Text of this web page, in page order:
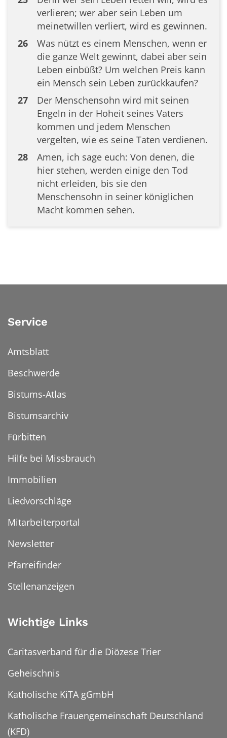
verlieren; wer aber sein Leben um
meinetwillen verliert, wird es gewinnen.
26
Was nützt es einem Menschen, wenn er
die ganze Welt gewinnt, dabei aber sein
Leben einbüßt? Um welchen Preis kann
ein Mensch sein Leben zurückkaufen?
27
Der Menschensohn wird mit seinen
Engeln in der Hoheit seines Vaters
kommen und jedem Menschen
vergelten, wie es seine Taten verdienen.
28
Amen, ich sage euch: Von denen, die
hier stehen, werden einige den Tod
nicht erleiden, bis sie den
Menschensohn in seiner königlichen
Macht kommen sehen.
Service
Amtsblatt
Beschwerde
Bistums-Atlas
Bistumsarchiv
Fürbitten
Hilfe bei Missbrauch
Immobilien
Liedvorschläge
Mitarbeiterportal
Newsletter
Pfarreifinder
Stellenanzeigen
Wichtige Links
Caritasverband für die Diözese Trier
Geheischnis
Katholische KiTA gGmbH
Katholische Frauengemeinschaft Deutschland
(KFD)